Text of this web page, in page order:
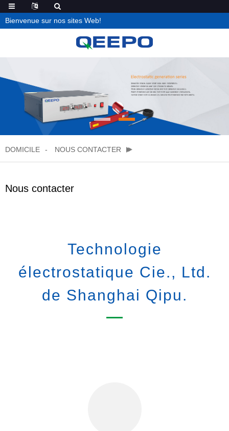
Bienvenue sur nos sites Web!
DOMICILE NOUS CONTACTER
Nous contacter
Technologie
électrostatique Cie., Ltd.
de Shanghai Qipu.